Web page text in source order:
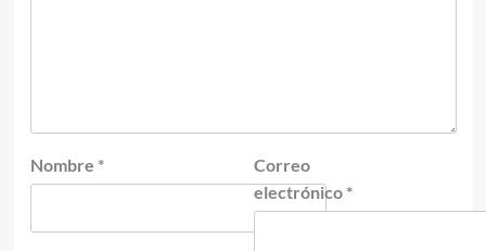
Nombre *
Correo
electrónico *